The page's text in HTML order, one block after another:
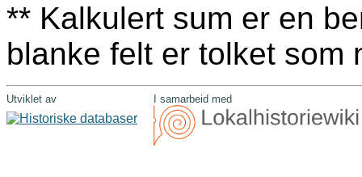
** Kalkulert sum er en
blanke felt er tolket som
Utviklet av I samarbeid med